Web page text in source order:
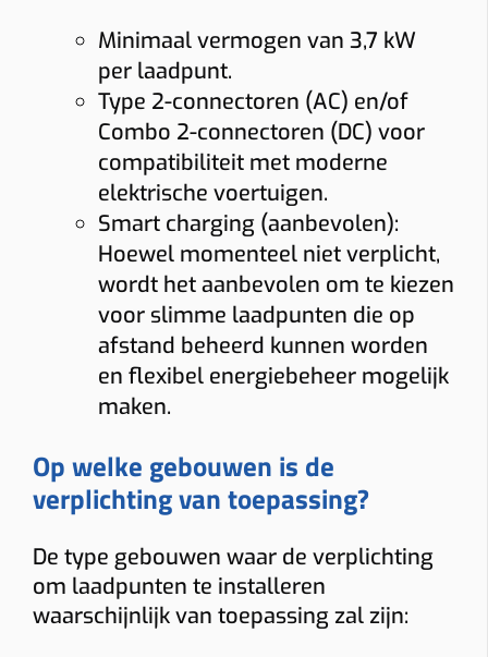
Minimaal vermogen van 3,7 kW
per laadpunt.
Type 2-connectoren (AC) en/of
Combo 2-connectoren (DC) voor
compatibiliteit met moderne
elektrische voertuigen.
Smart charging (aanbevolen):
Hoewel momenteel niet verplicht,
wordt het aanbevolen om te kiezen
voor slimme laadpunten die op
afstand beheerd kunnen worden
en flexibel energiebeheer mogelijk
maken.
Op welke gebouwen is de
verplichting van toepassing?
De type gebouwen waar de verplichting
om laadpunten te installeren
waarschijnlijk van toepassing zal zijn: